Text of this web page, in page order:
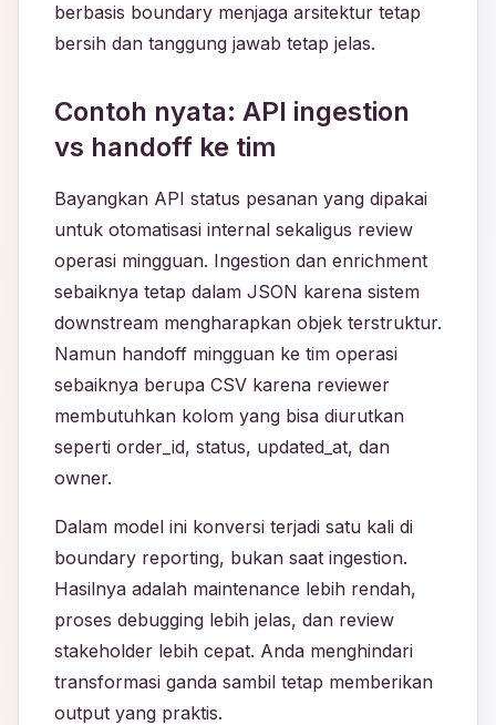
berbasis boundary menjaga arsitektur tetap
bersih dan tanggung jawab tetap jelas.
Contoh nyata: API ingestion
vs handoff ke tim
Bayangkan API status pesanan yang dipakai
untuk otomatisasi internal sekaligus review
operasi mingguan. Ingestion dan enrichment
sebaiknya tetap dalam JSON karena sistem
downstream mengharapkan objek terstruktur.
Namun handoff mingguan ke tim operasi
sebaiknya berupa CSV karena reviewer
membutuhkan kolom yang bisa diurutkan
seperti order_id, status, updated_at, dan
owner.
Dalam model ini konversi terjadi satu kali di
boundary reporting, bukan saat ingestion.
Hasilnya adalah maintenance lebih rendah,
proses debugging lebih jelas, dan review
stakeholder lebih cepat. Anda menghindari
transformasi ganda sambil tetap memberikan
output yang praktis.